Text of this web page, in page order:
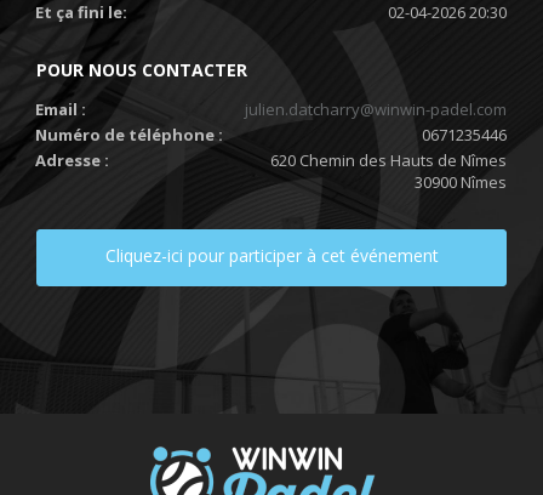
Et ça fini le:
02-04-2026 20:30
POUR NOUS CONTACTER
Email :
julien.datcharry@winwin-padel.com
Numéro de téléphone :
0671235446
Adresse :
620 Chemin des Hauts de Nîmes
30900 Nîmes
Cliquez-ici pour participer à cet événement